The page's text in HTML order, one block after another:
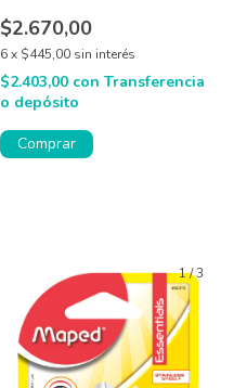
$2.670,00
6x $445,00 sin interés
$2.403,00 con Transferencia
o depósito
Comprar
1/3